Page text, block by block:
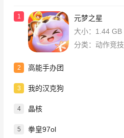
1
元梦之星
大小：1.44 GB
分类：动作竞技
2 高能手办团
3 我的汉克狗
4 晶核
5 拳皇97ol